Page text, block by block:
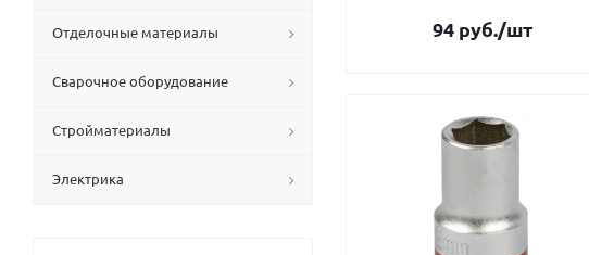
94руб./шт
Отделочные материалы
Сварочное оборудование
Стройматериалы
Электрика